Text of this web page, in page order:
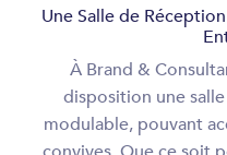
Une Salle de
À Brand &
disposition une
modulable, pouvant